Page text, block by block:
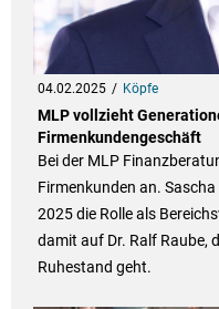
04.02.2025 Köpfe
MLP vollzieht
Firmenkundengeschäft
Bei der MLP
Firmenkunden an.
2025 die Rolle als
damit auf Dr. Ralf Raube,
Ruhestand geht.